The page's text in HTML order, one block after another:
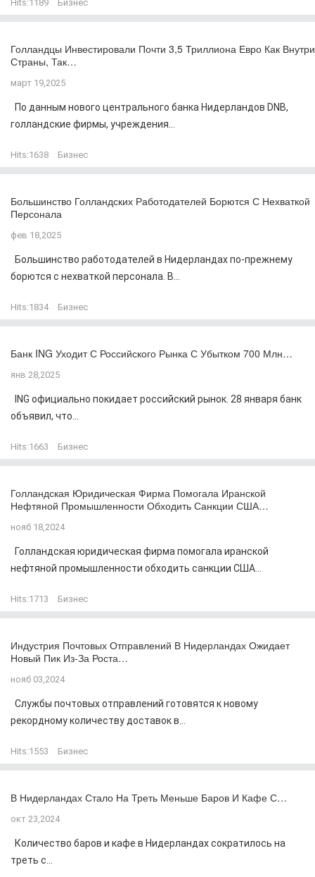
Hits:1189 Бизнес
Голландцы Инвестировали Почти 3,5 Триллиона Евро Как Внутри
Страны, Так…
март 19,2025
По данным нового центрального банка Нидерландов DNB,
голландские фирмы, учреждения...
Hits:1638 Бизнес
Большинство Голландских Работодателей Борются С Нехваткой
Персонала
фев 18,2025
Большинство работодателей в Нидерландах по-прежнему
борются с нехваткой персонала. В...
Hits:1834 Бизнес
Банк ING Уходит С Российского Рынка С Убытком 700 Млн…
янв 28,2025
ING официально покидает российский рынок. 28 января банк
объявил, что...
Hits:1663 Бизнес
Голландская Юридическая Фирма Помогала Иранской
Нефтяной Промышленности Обходить Санкции США…
нояб 18,2024
Голландская юридическая фирма помогала иранской
нефтяной промышленности обходить санкции США...
Hits:1713 Бизнес
Индустрия Почтовых Отправлений В Нидерландах Ожидает
Новый Пик Из-За Роста…
нояб 03,2024
Службы почтовых отправлений готовятся к новому
рекордному количеству доставок в...
Hits:1553 Бизнес
В Нидерландах Стало На Треть Меньше Баров И Кафе С…
окт 23,2024
Количество баров и кафе в Нидерландах сократилось на
треть с...